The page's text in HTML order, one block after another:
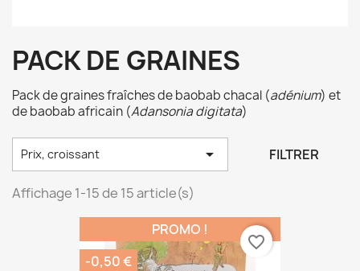
PACK DE GRAINES
Pack de graines fraîches de baobab chacal (adénium) et
de baobab africain (Adansonia digitata)
Prix, croissant  FILTRER
Affichage 1-15 de 15 article(s)
PROMO !
-0,50 €
favorite_border